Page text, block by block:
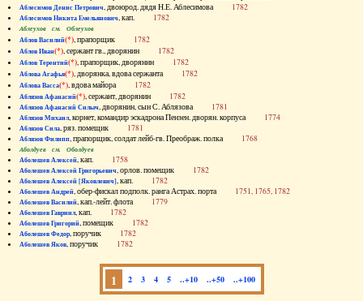
Аблесимов Денис Петрович, двоюрод. дядя Н.Е. Аблесимова 1782
Аблесимов Никита Емельянович, кап. 1782
Аблеухов см. Облеухов
Аблов Василий(*), прапорщик 1782
Аблов Иван(*), сержант гв., дворянин 1782
Аблов Терентий(*), прапорщик, дворянин 1782
Аблова Агафья(*), дворянка, вдова сержанта 1782
Аблова Васса(*), вдова майора 1782
Аблязов Афанасий(*), сержант, дворянин 1782
Аблязов Афанасий Силыч, дворянин, сын С. Аблязова 1781
Аблязов Михаил, корнет, командир эскадрона Пензен. дворян. корпуса 1774
Аблязов Сила, ряз. помещик 1781
Аблязов Филипп, прапорщик, солдат лейб-гв. Преображ. полка 1768
Аболдуев см. Оболдуев
Аболешев Алексей, кап. 1758
Аболешев Алексей Григорьевич, орлов. помещик 1782
Аболешев Алексей [Яковлевич], кап. 1782
Аболешев Андрей, обер-фискал подполк. ранга Астрах. порта 1751, 1765, 1782
Аболешев Василий, кап.-лейт. флота 1779
Аболешев Гавриил, кап. 1782
Аболешев Григорий, помещик 1782
Аболешев Федор, поручик 1782
Аболешев Яков, поручик 1782
1 2 3 4 5 ..+10 ..+50 ..+100